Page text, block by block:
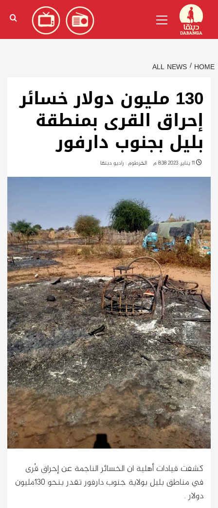
content
الإنجليزية)
Menu
HOME
ALL NEWS
130 مليون دولار خسائر
إحراق القرى بمنطقة
بليل بجنوب دارفور
الخرطوم : راديو دبنقا
كشفت قيادات أهلية ان الخسائر الناجمة عن إحراق قُرى
في مناطق بليل بولاية جنوب دارفور تقدر بنحو 130مليون
دولار .